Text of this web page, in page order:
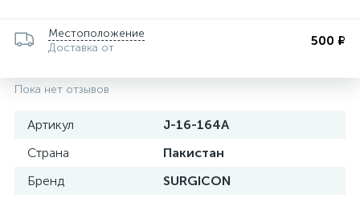
Местоположение
Доставка от
500 ₽
Пока нет отзывов
Артикул
J-16-164A
Страна
Пакистан
Бренд
SURGICON